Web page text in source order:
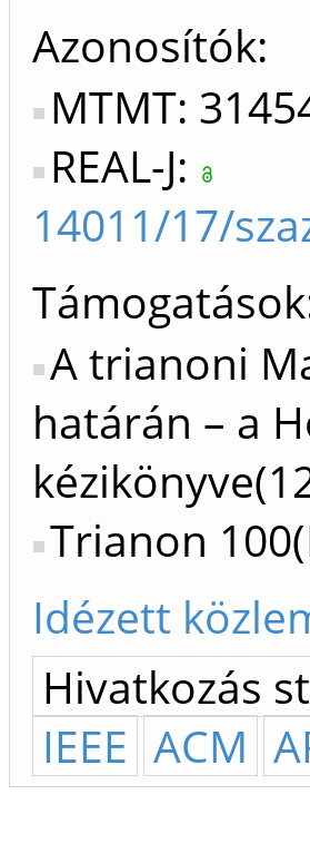
Azonosítók
MTMT:
REAL-J:
14011/17/
A trianoni
határán – a
Trianon
Idézett
Hivatkozás
IEEE ACM